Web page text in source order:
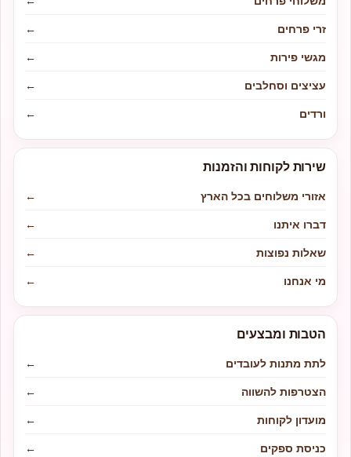
זרי פרחים
←
מגשי פירות
←
עציצים וסחלבים
←
ורדים
←
שירות לקוחות והזמנות
אזורי משלוחים בכל הארץ
←
דברו איתנו
←
שאלות נפוצות
←
מי אנחנו
←
הטבות ומבצעים
לתת מתנות לעובדים
←
הצטרפות להשווה
←
מועדון לקוחות
←
כניסת ספקים
←